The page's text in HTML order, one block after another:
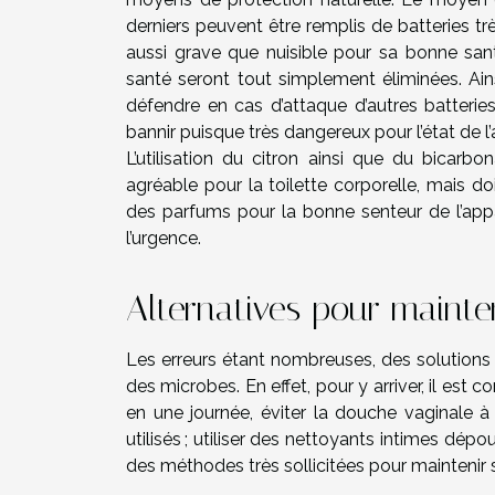
derniers peuvent être remplis de batteries
aussi grave que nuisible pour sa bonne
santé seront tout simplement éliminées.
défendre en cas d’attaque d’autres
bannir puisque très dangereux pour l’état de
L’utilisation du citron ainsi que du
agréable pour la toilette corporelle, mais
des parfums pour la bonne senteur de
l’urgence.
Alternatives pour
Les erreurs étant nombreuses, des
des microbes. En effet, pour y arriver, il est
en une journée, éviter la douche vaginale
utilisés ; utiliser des nettoyants intimes
des méthodes très sollicitées pour maintenir